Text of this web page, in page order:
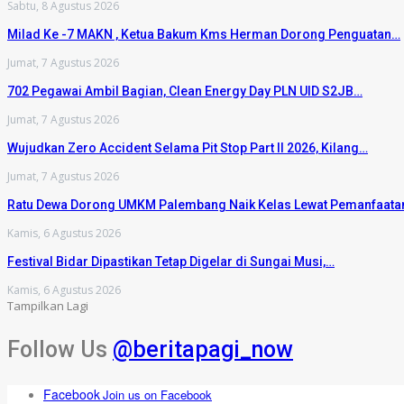
Sabtu, 8 Agustus 2026
Milad Ke -7 MAKN , Ketua Bakum Kms Herman Dorong Penguatan…
Jumat, 7 Agustus 2026
702 Pegawai Ambil Bagian, Clean Energy Day PLN UID S2JB…
Jumat, 7 Agustus 2026
Wujudkan Zero Accident Selama Pit Stop Part II 2026, Kilang…
Jumat, 7 Agustus 2026
Ratu Dewa Dorong UMKM Palembang Naik Kelas Lewat
Kamis, 6 Agustus 2026
Festival Bidar Dipastikan Tetap Digelar di Sungai Musi,…
Kamis, 6 Agustus 2026
Tampilkan Lagi
Follow Us @beritapagi_now
FacebookJoin us on Facebook